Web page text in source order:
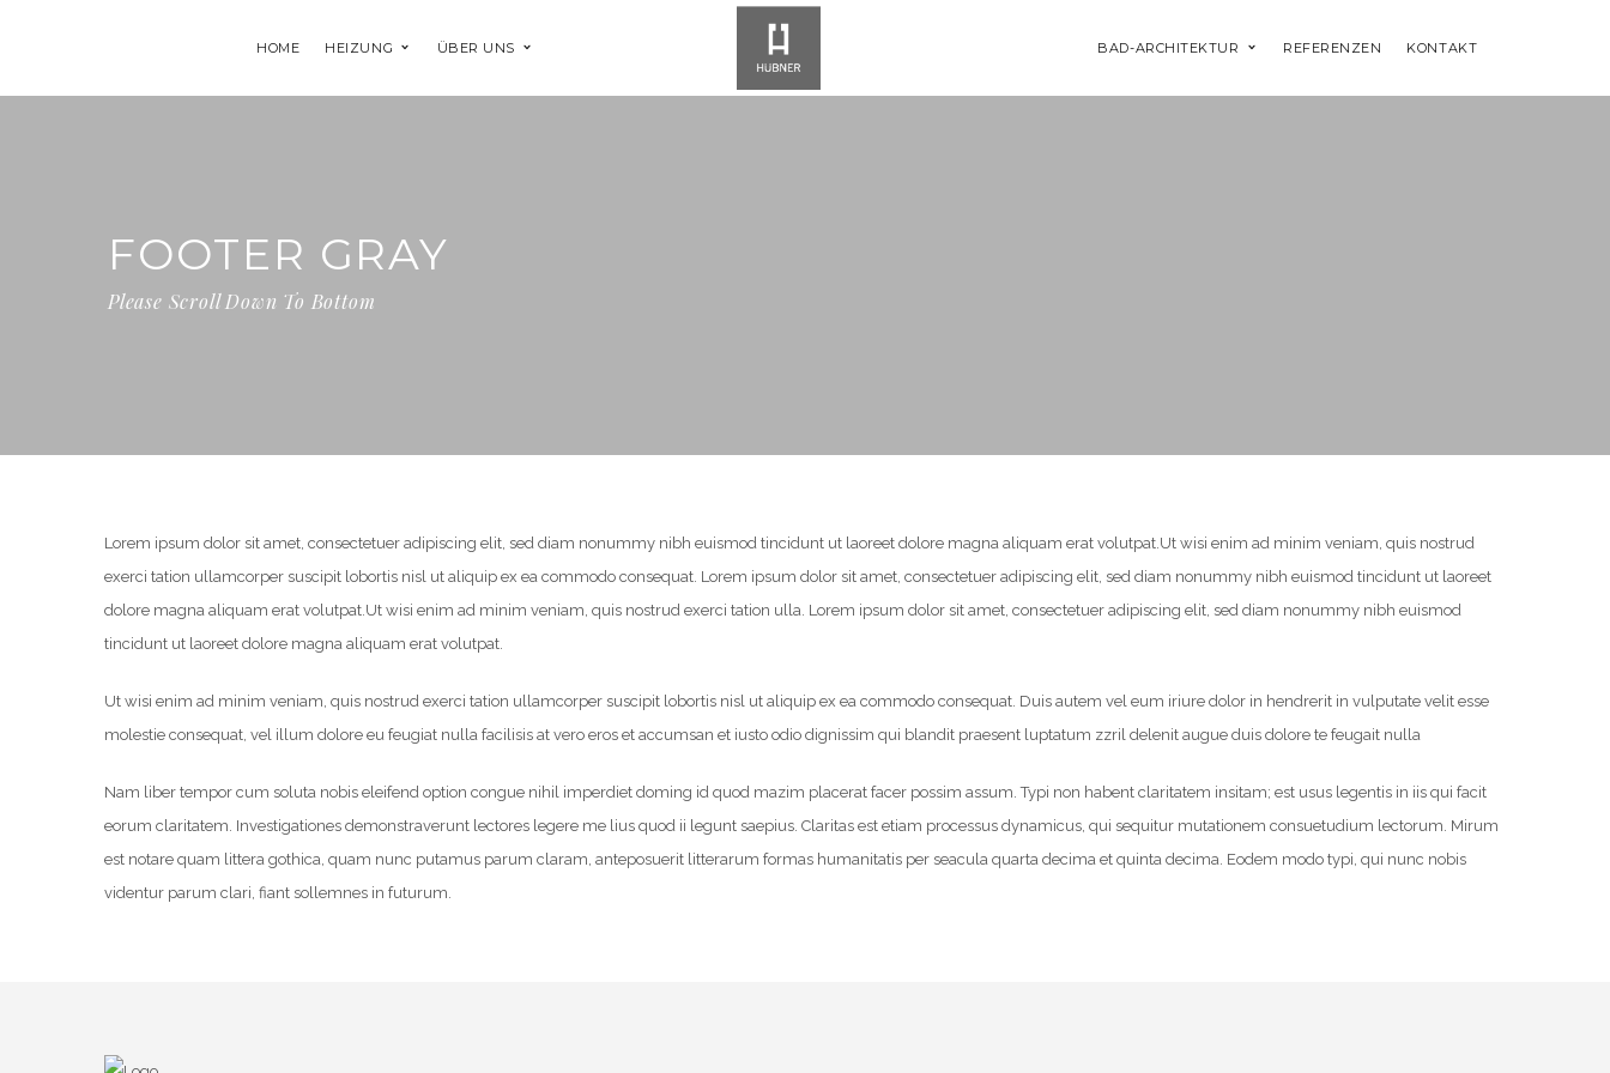
HOME HEIZUNG ÜBER UNS BAD-ARCHITEKTUR REFERENZEN KONTAKT
FOOTER GRAY
Please Scroll Down To Bottom
Lorem ipsum dolor sit amet, consectetuer adipiscing elit, sed diam nonummy nibh euismod tincidunt ut laoreet dolore magna aliquam erat volutpat.Ut wisi enim ad minim veniam, quis nostrud
exerci tation ullamcorper suscipit lobortis nisl ut aliquip ex ea commodo consequat. Lorem ipsum dolor sit amet, consectetuer adipiscing elit, sed diam nonummy nibh euismod tincidunt ut laoreet
dolore magna aliquam erat volutpat.Ut wisi enim ad minim veniam, quis nostrud exerci tation ulla. Lorem ipsum dolor sit amet, consectetuer adipiscing elit, sed diam nonummy nibh euismod
tincidunt ut laoreet dolore magna aliquam erat volutpat.
Ut wisi enim ad minim veniam, quis nostrud exerci tation ullamcorper suscipit lobortis nisl ut aliquip ex ea commodo consequat. Duis autem vel eum iriure dolor in hendrerit in vulputate velit esse
molestie consequat, vel illum dolore eu feugiat nulla facilisis at vero eros et accumsan et iusto odio dignissim qui blandit praesent luptatum zzril delenit augue duis dolore te feugait nulla
Nam liber tempor cum soluta nobis eleifend option congue nihil imperdiet doming id quod mazim placerat facer possim assum. Typi non habent claritatem insitam; est usus legentis in iis qui facit
eorum claritatem. Investigationes demonstraverunt lectores legere me lius quod ii legunt saepius. Claritas est etiam processus dynamicus, qui sequitur mutationem consuetudium lectorum. Mirum
est notare quam littera gothica, quam nunc putamus parum claram, anteposuerit litterarum formas humanitatis per seacula quarta decima et quinta decima. Eodem modo typi, qui nunc nobis
videntur parum clari, fiant sollemnes in futurum.